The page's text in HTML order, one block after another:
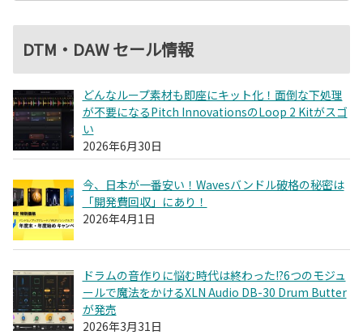
DTM・DAW セール情報
どんなループ素材も即座にキット化！面倒な下処理
が不要になるPitch InnovationsのLoop 2 Kitがスゴ
い
2026年6月30日
今、日本が一番安い！Wavesバンドル破格の秘密は
「開発費回収」にあり！
2026年4月1日
ドラムの音作りに悩む時代は終わった!?6つのモジュ
ールで魔法をかけるXLN Audio DB-30 Drum Butter
が発売
2026年3月31日